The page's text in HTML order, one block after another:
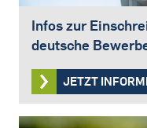
Infos zur
deutsche
JETZT